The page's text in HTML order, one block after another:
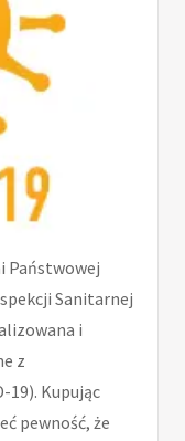
Państwowej
Sanitarnej
i
z
19). Kupując
pewność, że